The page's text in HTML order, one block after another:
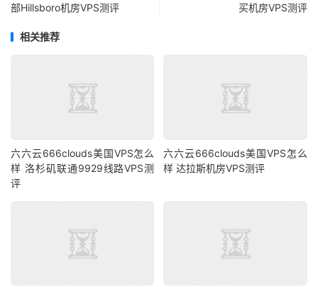
部Hillsboro机房VPS测评
买机房VPS测评
相关推荐
六六云666clouds美国VPS怎么
样 洛杉矶联通9929线路VPS测
评
六六云666clouds美国VPS怎么
样 达拉斯机房VPS测评